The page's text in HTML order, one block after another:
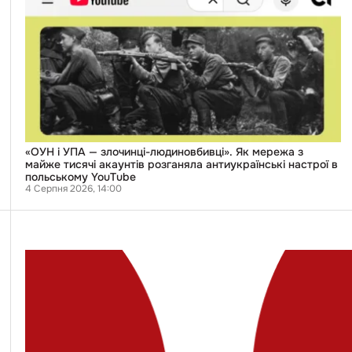
УПА
злочинці-
людиновбивці».
мережа
майже
тисячі
акаунтів
розганяла
антиукраїнські
настрої
польському
«ОУН і УПА — злочинці-людиновбивці». Як мережа з
майже тисячі акаунтів розганяла антиукраїнські настрої в
польському YouTube
4 Серпня 2026, 14:00